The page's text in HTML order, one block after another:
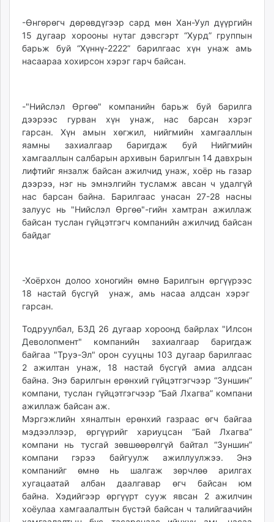
-Өнгөрөгч дөрөвдүгээр сард мөн Хан-Уул дүүргийн
15 дугаар хорооны нутаг дэвсгэрт “Хурд” группын
барьж буй “Хүннү-2222” барилгаас хүн унаж амь
насаараа хохирсон хэрэг гарч байсан.
-"Нийслэл Өргөө" компанийн барьж буй барилга
дээрээс гурван хүн унаж, нас барсан хэрэг
гарсан. Хүн амын хөгжил, нийгмийн хамгааллын
яамны захиалгаар баригдаж буй Нийгмийн
хамгааллын салбарын архивын барилгын 14 давхрын
лифтийг янзалж байсан ажилчид унаж, хоёр нь газар
дээрээ, нэг нь эмнэлгийн тусламж авсан ч удалгүй
нас барсан байна. Барилгаас унасан 27-28 насны
залуус нь "Нийслэл Өргөө"-гийн хамтран ажиллаж
байсан туслан гүйцэтгэгч компанийн ажилчид байсан
байдаг
-Хоёрхон долоо хоногийн өмнө Барилгын өргүүрээс
18 настай бүсгүй унаж, амь насаа алдсан хэрэг
гарсан.
Тодруулбал, БЗД 26 дугаар хороонд байрлах "Илсон
Деволопмент" компанийн захиалгаар баригдаж
байгаа "Труэ-Эл" орон сууцны 103 дугаар барилгаас
2 ажилтан унаж, 18 настай бүсгүй амиа алдсан
байна. Энэ барилгын ерөнхий гүйцэтгэгчээр “Зуншин”
компани, туслан гүйцэтгэгчээр “Бай Лхагва” компани
ажиллаж байсан аж.
Мэргэжлийн хяналтын ерөнхий газраас өгч байгаа
мэдээллээр, өргүүрийг хариуцсан “Бай Лхагва”
компани нь тусгай зөвшөөрөлгүй байтал “Зуншин”
компани гэрээ байгуулж ажиллуулжээ. Энэ
компанийг өмнө нь шалгаж зөрчлөө арилгах
хугацаатай албан даалгавар өгч байсан юм
байна. Хэдийгээр өргүүрт сууж явсан 2 ажилчин
хоёулаа хамгаалалтын бүстэй байсан ч талийгаачийн